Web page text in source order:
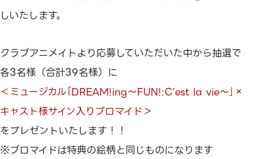
しいたします。
クラブアニメイトより応募していただいた中から抽選で
各3名様（合計39名様）に
＜ミュージカル｢DREAM!ing～FUN!:C’est la vie～｣×
キャスト様サイン入りブロマイド＞
をプレゼントいたします！！
※ブロマイドは特典の絵柄と同じものになります